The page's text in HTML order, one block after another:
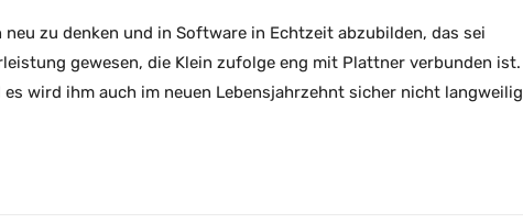
neu zu denken und in Software in Echtzeit abzubilden, das sei
gewesen, die Klein zufolge eng mit Plattner verbunden ist.
wird ihm auch im neuen Lebensjahrzehnt sicher nicht langweilig